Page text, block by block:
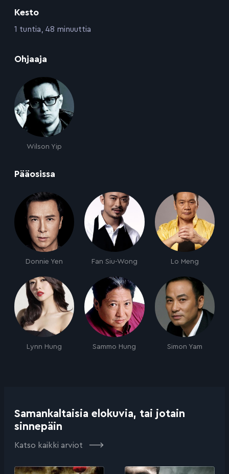
Kesto
:1 tuntia, 48 minuuttia
Ohjaaja
Wilson Yip
Pääosissa
Donnie Yen Fan Siu-Wong Lo Meng
Lynn Hung Sammo Hung Simon Yam
Samankaltaisia elokuvia, tai jotain
sinnepäin
Katso kaikki arviot